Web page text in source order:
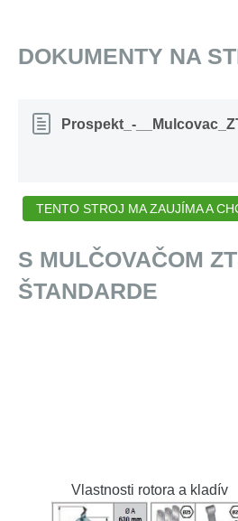
DOKUMENTY NA
Prospekt_-
TENTO STROJ MA ZAUJÍMA A
S MULČOVAČOM
ŠTANDARDE
Vlastnosti rotora a kladív